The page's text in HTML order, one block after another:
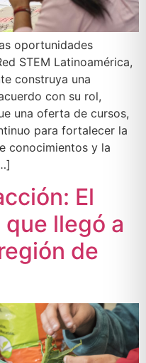
oportunidades
STEM Latinoamérica,
construya una
con su rol,
una oferta de cursos,
para fortalecer la
conocimientos y la
El
llegó a
de